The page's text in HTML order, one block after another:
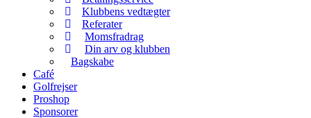
Klubbens vedtægter
Referater
Momsfradrag
Din arv og klubben
Bagskabe
Café
Golfrejser
Proshop
Sponsorer